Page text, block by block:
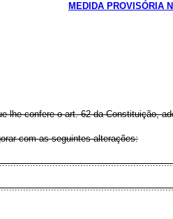
MEDIDA PROVISÓRIA
lhe confere o art. 62 da Constituição,
com as seguintes alterações: